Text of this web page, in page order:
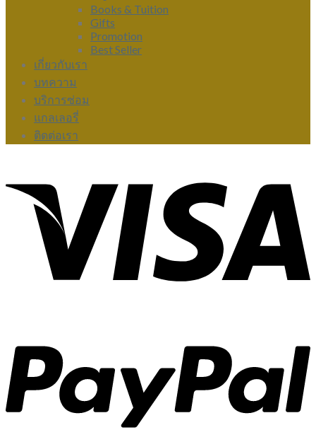
Books & Tuition
Gifts
Promotion
Best Seller
เกี่ยวกับเรา
บทความ
บริการซ่อม
แกลเลอรี่
ติดต่อเรา